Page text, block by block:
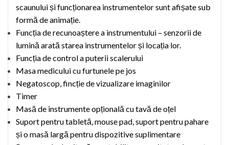
scaunului și funcționarea instrumentelor sunt afișate sub
formă de animație.
Funcția de recunoaștere a instrumentului – senzorii de
lumină arată starea instrumentelor și locația lor.
Funcția de control a puterii scalerului
Masa medicului cu furtunele pe jos
Negatoscop,fincțiede vizualizare imaginilor
Timer
Masă de instrumenteopțională cu tavă de oțel
Suportpentru tabletă, mouse pad, suport pentrupahare
și o masă largă pentru dispozitive suplimentare